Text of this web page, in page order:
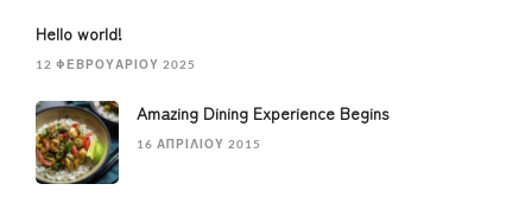
Hello world!
12 ΦΕΒΡΟΥΑΡΊΟΥ 2025
Amazing Dining Experience Begins
16 ΑΠΡΙΛΊΟΥ 2015